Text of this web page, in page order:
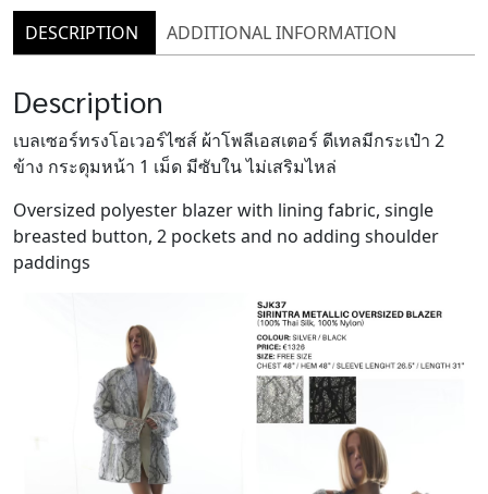
DESCRIPTION ADDITIONAL INFORMATION
Description
เบลเซอร์ทรงโอเวอร์ไซส์ ผ้าโพลีเอสเตอร์ ดีเทลมีกระเป๋า 2
ข้าง กระดุมหน้า 1 เม็ด มีซับใน ไม่เสริมไหล่
Oversized polyester blazer with lining fabric, single
breasted button, 2 pockets and no adding shoulder
paddings